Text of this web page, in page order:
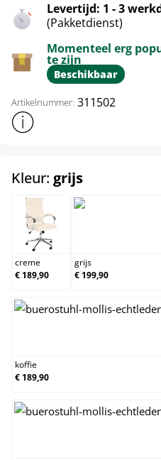
Levertijd: 1 - 3
(Pakketdienst)
Momenteel erg
te zijn
Beschikbaar
Artikelnummer: 311502
Toon meer productinformatie
Kleur: grijsselect
creme
creme
€ 189,90
grijs
€ 199,90
koffie
€ 189,90